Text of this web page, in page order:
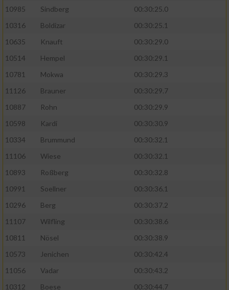
10985
Sindberg
00:30:25.0
10316
Boldizar
00:30:25.1
10635
Knauft
00:30:29.0
10514
Hempel
00:30:29.1
10781
Mokwa
00:30:29.3
11126
Brauner
00:30:29.7
10887
Rohn
00:30:29.9
10598
Kardi
00:30:30.9
10334
Brummund
00:30:32.1
11106
Wiese
00:30:32.1
10893
Roßberg
00:30:32.8
10991
Soellner
00:30:36.1
10296
Berg
00:30:37.2
11107
Wilfling
00:30:38.6
10811
Nösel
00:30:38.9
10573
Jenichen
00:30:42.4
11056
Vadar
00:30:43.2
10312
Boese
00:30:44.7